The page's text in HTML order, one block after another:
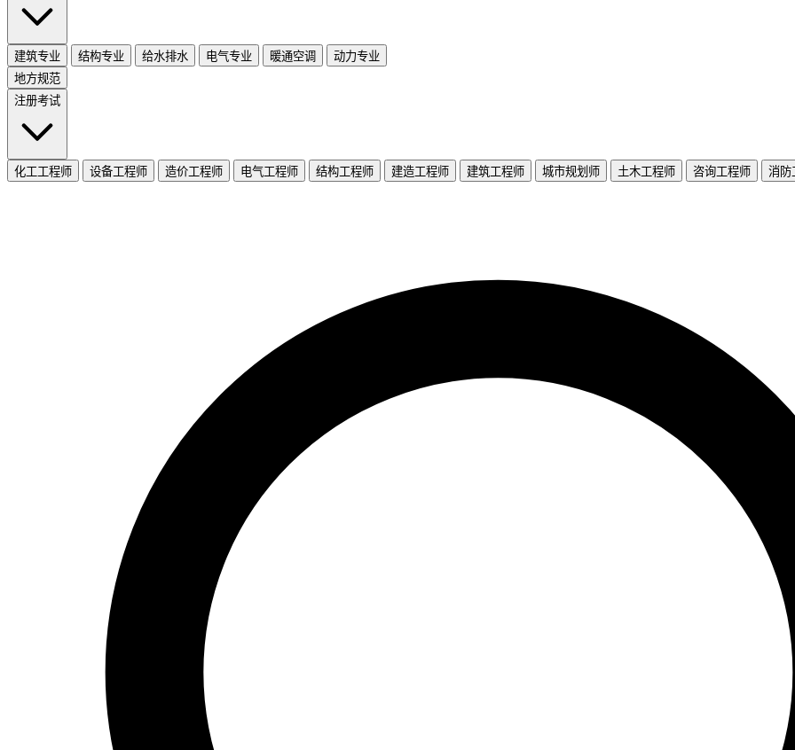
建筑专业 结构专业 给水排水 电气专业 暖通空调
动力专业
地方规范
注册考试
化工工程师 设备工程师 造价工程师 电气工程师 结构工程师 建造工程师 建筑工程师 城市规划师 土木工程师 咨询工程师 消防